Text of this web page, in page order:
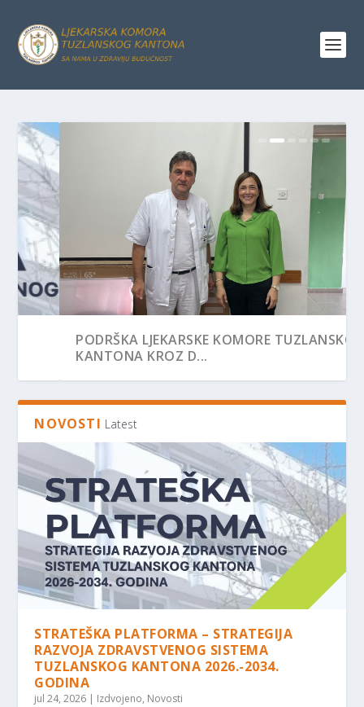
STRATEŠKA PLATFORMA – STRATEGIJA
RAZVOJA ZDR...
PODRŠKA LJEKARSKE KOMORE TUZLANSKOG
KANTONA KROZ D...
OBAVJEŠTENJE ZA ČLANOVE: USVOJEN NOVI
PRAVILNIK O ...
LJEKARSKA KOMORA TUZLANSKOG
KANTONA PODRŽALA MEĐUN...
U UKC TUZLA DODJELOM CERTIFIKATA
ZAVRŠEN 12. TEČAJ...
PODRŠKA LJEKARSKE KOMORE TUZLANSKOG
KANTONA KROZ D...
NOVOSTI Latest
STRATEŠKA PLATFORMA – STRATEGIJA
RAZVOJA ZDRAVSTVENOG SISTEMA
TUZLANSKOG KANTONA 2026.-2034.
GODINA
jul 24, 2026 | Izdvojeno, Novosti